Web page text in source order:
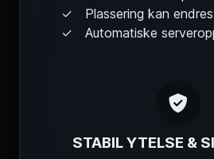
Plassering kan
Automatiske
STABIL YTELSE &